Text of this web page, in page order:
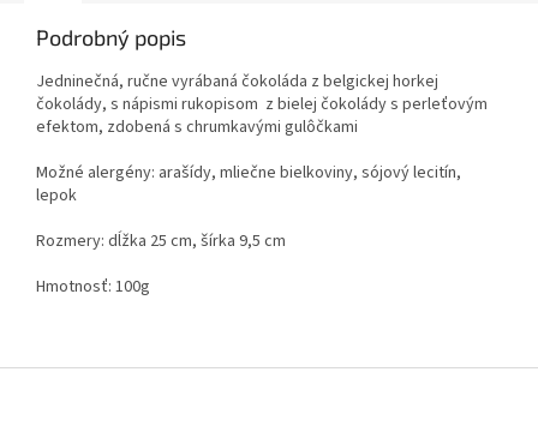
Podrobný popis
Jedninečná, ručne vyrábaná čokoláda z belgickej horkej
čokolády, s nápismi rukopisom z bielej čokolády s perleťovým
efektom, zdobená s chrumkavými gulôčkami
Možné alergény: arašídy, mliečne bielkoviny, sójový lecitín,
lepok
Rozmery: dĺžka 25 cm, šírka 9,5 cm
Hmotnosť: 100g